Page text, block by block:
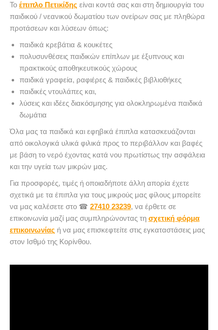
Το έπιπλο Πετικίδης είναι κοντά σας και στη δημιουργία του
παιδικού / νεανικού δωματίου των ονείρων σας με πληθώρα
προτάσεων και λύσεων όπως:
παιδικά κρεβάτια & κουκέτες
πολυσυνθέσεις παιδικών επίπλων με έξυπνους και
πρακτικούς αποθηκευτικούς χώρους
παιδικά γραφεία, ραφιέρες & παιδικές βιβλιοθήκες
παιδικές ντουλάπες και,
λύσεις και ιδέες διακόσμησης για ολοκληρωμένα παιδικά
δωμάτια
Όλα μας τα παιδικά και εφηβικά έπιπλα κατασκευάζονται
από οικολογικά υλικά φιλικά προς το περιβάλλον και βαφές
με βάση το νερό έχοντας κατά νου πρωτίστως την ασφάλεια
και την υγεία των μικρών μας.
Για προσφορές, τιμές ή οποιαδήποτε άλλη απορία έχετε
σχετικά με τα έπιπλα για τους μικρούς μας φίλους μπορείτε
να μας καλέσετε στο ☎ 27410 23239, να έρθετε σε
επικοινωνία μαζί μας συμπληρώνοντας τη σχετική φόρμα
επικοινωνίας ή να μας επισκεφτείτε στις εγκαταστάσεις μας
στον Ισθμό της Κορίνθου.